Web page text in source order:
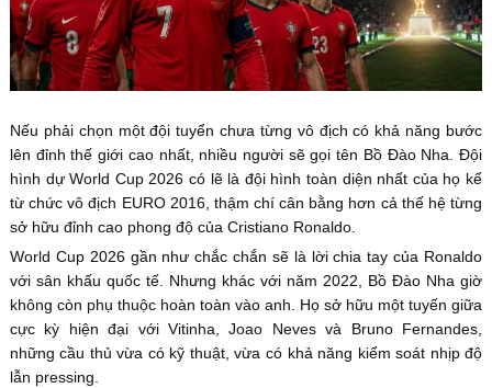
Nếu phải chọn một đội tuyển chưa từng vô địch có khả năng bước
lên đỉnh thế giới cao nhất, nhiều người sẽ gọi tên Bồ Đào Nha. Đội
hình dự World Cup 2026 có lẽ là đội hình toàn diện nhất của họ kể
từ chức vô địch EURO 2016, thậm chí cân bằng hơn cả thế hệ từng
sở hữu đỉnh cao phong độ của Cristiano Ronaldo.
World Cup 2026 gần như chắc chắn sẽ là lời chia tay của Ronaldo
với sân khấu quốc tế. Nhưng khác với năm 2022, Bồ Đào Nha giờ
không còn phụ thuộc hoàn toàn vào anh. Họ sở hữu một tuyến giữa
cực kỳ hiện đại với Vitinha, Joao Neves và Bruno Fernandes,
những cầu thủ vừa có kỹ thuật, vừa có khả năng kiểm soát nhịp độ
lẫn pressing.